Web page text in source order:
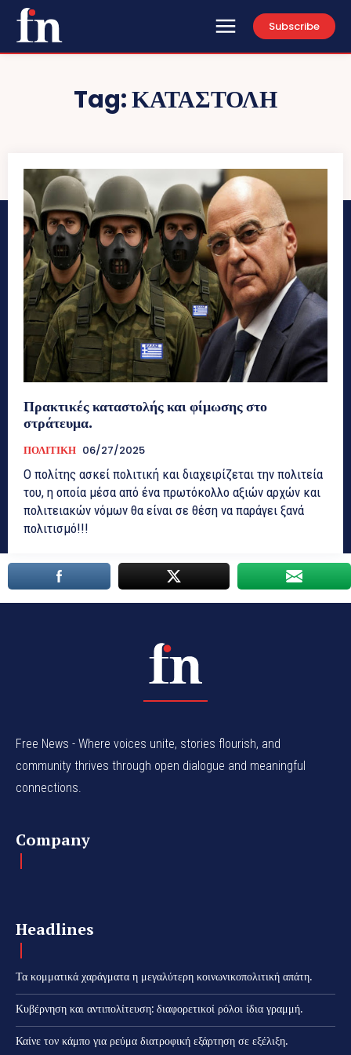
Subscribe
Tag:ΚΑΤΑΣΤΟΛΗ
Πρακτικές καταστολής και φίμωσης στο
στράτευμα.
ΠΟΛΙΤΙΚΗ 06/27/2025
Ο πολίτης ασκεί πολιτική και διαχειρίζεται την πολιτεία
του, η οποία μέσα από ένα πρωτόκολλο αξιών αρχών και
πολιτειακών νόμων θα είναι σε θέση να παράγει ξανά
πολιτισμό!!!
Free News - Where voices unite, stories flourish, and
community thrives through open dialogue and meaningful
connections.
Company
Headlines
Τα κομματικά χαράγματα η μεγαλύτερη κοινωνικοπολιτική απάτη.
Κυβέρνηση και αντιπολίτευση: διαφορετικοί ρόλοι ίδια γραμμή.
Καίνε τον κάμπο για ρεύμα διατροφική εξάρτηση σε εξέλιξη.